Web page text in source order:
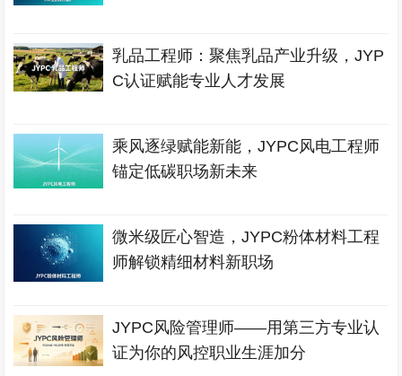
乳品工程师：聚焦乳品产业升级，JYP
C认证赋能专业人才发展
乘风逐绿赋能新能，JYPC风电工程师
锚定低碳职场新未来
微米级匠心智造，JYPC粉体材料工程
师解锁精细材料新职场
JYPC风险管理师——用第三方专业认
证为你的风控职业生涯加分